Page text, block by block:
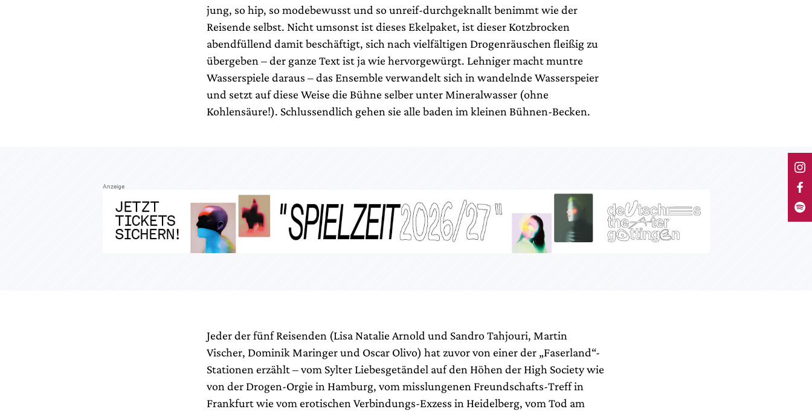
jung, so hip, so modebewusst und so unreif-durchgeknallt benimmt wie der
Reisende selbst. Nicht umsonst ist dieses Ekelpaket, ist dieser Kotzbrocken
abendfüllend damit beschäftigt, sich nach vielfältigen Drogenräuschen fleißig zu
übergeben – der ganze Text ist ja wie hervorgewürgt. Lehniger macht muntre
Wasserspiele daraus – das Ensemble verwandelt sich in wandelnde Wasserspeier
und setzt auf diese Weise die Bühne selber unter Mineralwasser (ohne
Kohlensäure!). Schlussendlich gehen sie alle baden im kleinen Bühnen-Becken.
Anzeige
Jeder der fünf Reisenden (Lisa Natalie Arnold und Sandro Tahjouri, Martin
Vischer, Dominik Maringer und Oscar Olivo) hat zuvor von einer der „Faserland“-
Stationen erzählt – vom Sylter Liebesgetändel auf den Höhen der High Society wie
von der Drogen-Orgie in Hamburg, vom misslungenen Freundschafts-Treff in
Frankfurt wie vom erotischen Verbindungs-Exzess in Heidelberg, vom Tod am